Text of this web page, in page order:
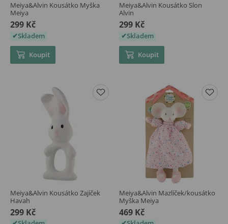
Meiya&Alvin Kousátko Myška
Meiya
299 Kč
Skladem
Koupit
Meiya&Alvin Kousátko Slon
Alvin
299 Kč
Skladem
Koupit
Meiya&Alvin Kousátko Zajíček
Havah
299 Kč
Meiya&Alvin Mazlíček/kousátko
Myška Meiya
469 Kč